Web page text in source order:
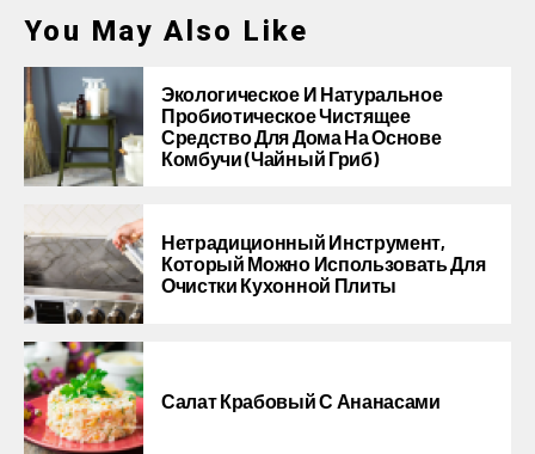
You May Also Like
Экологическое И Натуральное
Пробиотическое Чистящее
Средство Для Дома На Основе
Комбучи (чайный Гриб)
Нетрадиционный Инструмент,
Который Можно Использовать Для
Очистки Кухонной Плиты
Салат Крабовый С Ананасами